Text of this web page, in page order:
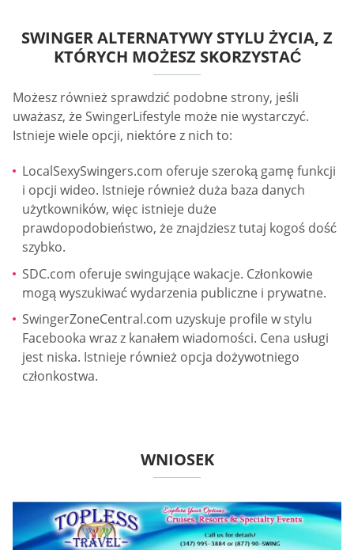
SWINGER ALTERNATYWY STYLU ŻYCIA, Z
KTÓRYCH MOŻESZ SKORZYSTAĆ
Możesz również sprawdzić podobne strony, jeśli
uważasz, że SwingerLifestyle może nie wystarczyć.
Istnieje wiele opcji, niektóre z nich to:
LocalSexySwingers.com oferuje szeroką gamę funkcji
i opcji wideo. Istnieje również duża baza danych
użytkowników, więc istnieje duże
prawdopodobieństwo, że znajdziesz tutaj kogoś dość
szybko.
SDC.com oferuje swingujące wakacje. Członkowie
mogą wyszukiwać wydarzenia publiczne i prywatne.
SwingerZoneCentral.com uzyskuje profile w stylu
Facebooka wraz z kanałem wiadomości. Cena usługi
jest niska. Istnieje również opcja dożywotniego
członkostwa.
WNIOSEK